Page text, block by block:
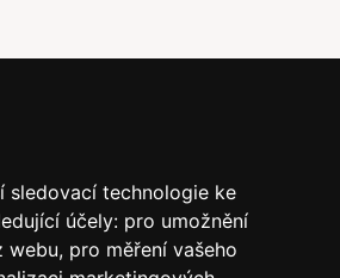
sledovací technologie ke
účely: pro umožnění
webu, pro měření vašeho
s našimi podmínkami o
udělujete souhlas se